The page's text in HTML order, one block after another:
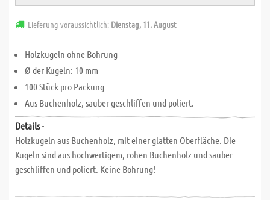
Lieferung voraussichtlich: Dienstag, 11. August
Holzkugeln ohne Bohrung
Ø der Kugeln: 10 mm
100 Stück pro Packung
Aus Buchenholz, sauber geschliffen und poliert.
Details -
Holzkugeln aus Buchenholz, mit einer glatten Oberfläche. Die
Kugeln sind aus hochwertigem, rohen Buchenholz und sauber
geschliffen und poliert. Keine Bohrung!